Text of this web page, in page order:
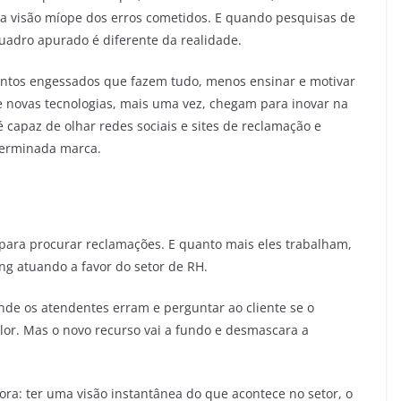
visão míope dos erros cometidos. E quando pesquisas de
apurado é diferente da realidade.
engessados que fazem tudo, menos ensinar e motivar
tecnologias, mais uma vez, chegam para inovar na
de olhar redes sociais e sites de reclamação e
marca.
procurar reclamações. E quanto mais eles trabalham,
atuando a favor do setor de RH.
os atendentes erram e perguntar ao cliente se o
Mas o novo recurso vai a fundo e desmascara a
ter uma visão instantânea do que acontece no setor, o